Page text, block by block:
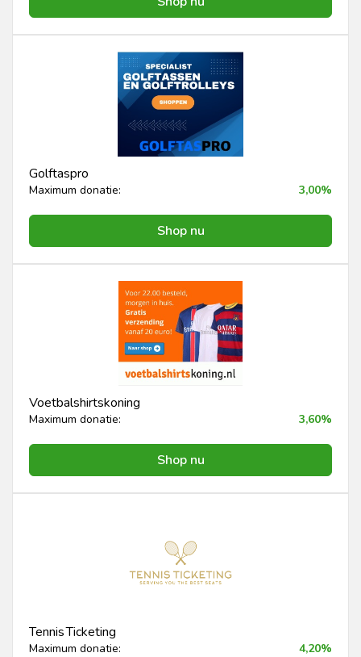
Golftaspro
Maximum donatie: 3,00%
Shop nu
Voetbalshirtskoning
Maximum donatie: 3,60%
Shop nu
Tennis Ticketing
Maximum donatie: 4,20%